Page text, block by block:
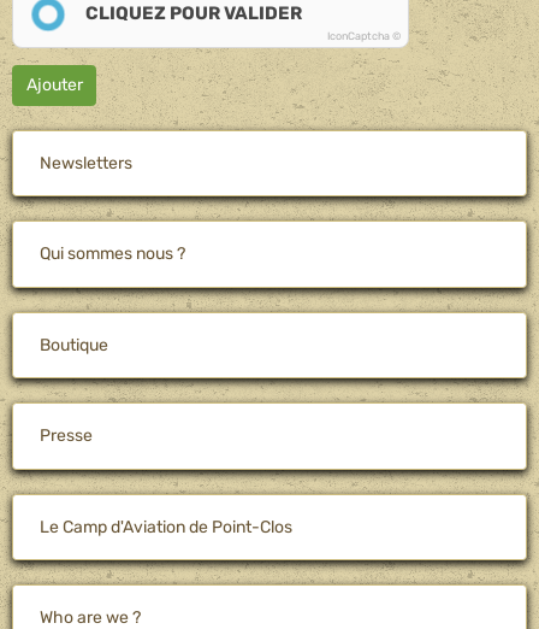
CLIQUEZ POUR VALIDER
IconCaptcha ©
Ajouter
Newsletters
Qui sommes nous ?
Boutique
Presse
Le Camp d'Aviation de Point-Clos
Who are we ?